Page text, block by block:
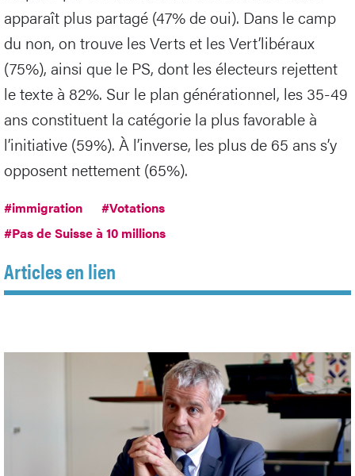
apparaît plus partagé (47% de oui). Dans le camp
du non, on trouve les Verts et les Vert’libéraux
(75%), ainsi que le PS, dont les électeurs rejettent
le texte à 82%. Sur le plan générationnel, les 35-49
ans constituent la catégorie la plus favorable à
l’initiative (59%). À l’inverse, les plus de 65 ans s’y
opposent nettement (65%).
#immigration
#Votations
#Pas de Suisse à 10 millions
Articles en lien